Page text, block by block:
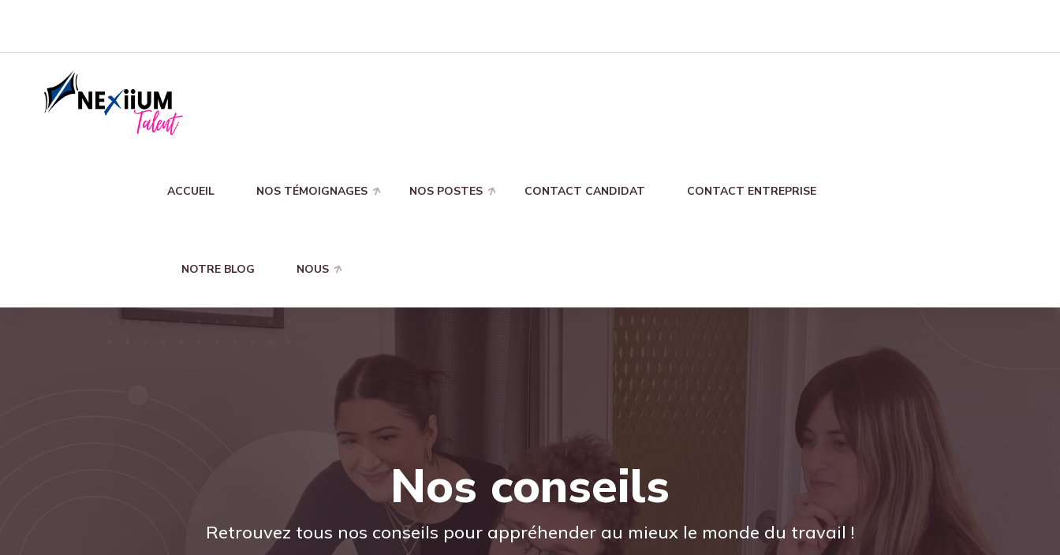
ACCUEIL NOS TÉMOIGNAGES NOS POSTES CONTACT CANDIDAT CONTACT ENTREPRISE
NOTRE BLOG NOUS
Nos conseils
Retrouvez tous nos conseils pour appréhender au mieux le monde du travail !